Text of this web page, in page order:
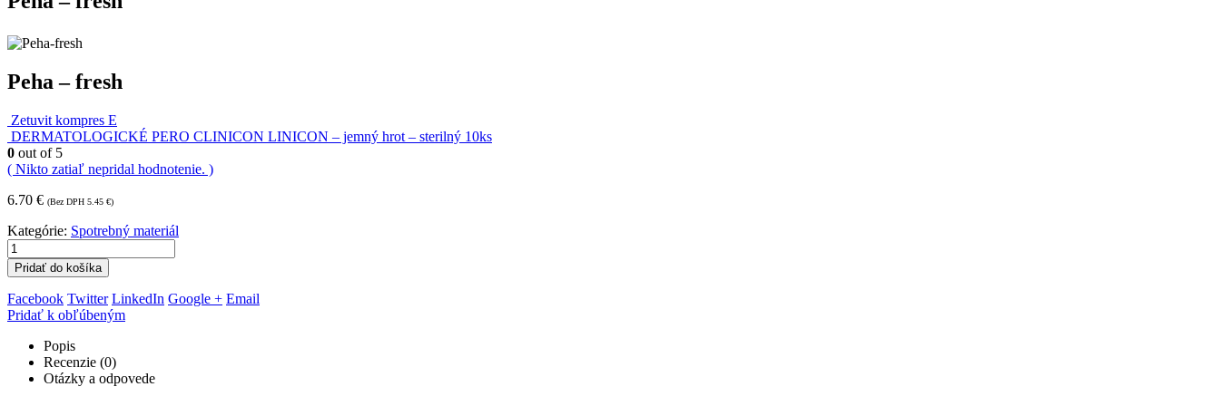
Peha – fresh
Zetuvit kompres E
DERMATOLOGICKÉ PERO CLINICON LINICON – jemný hrot – sterilný 10ks
0 out of 5
( Nikto zatiaľ nepridal hodnotenie. )
6.70 € (Bez DPH 5.45 €)
Kategórie: Spotrebný materiál
Pridať do košíka
Facebook Twitter LinkedIn Google + Email
Pridať k obľúbeným
Popis
Recenzie (0)
Otázky a odpovede